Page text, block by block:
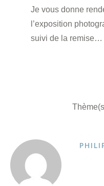
Je vous donne
l’exposition
suivi de la remise…